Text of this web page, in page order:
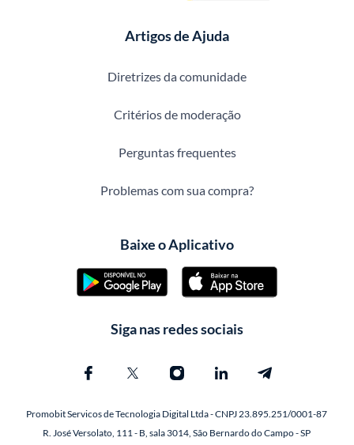
Artigos de Ajuda
Diretrizes da comunidade
Critérios de moderação
Perguntas frequentes
Problemas com sua compra?
Baixe o Aplicativo
Siga nas redes sociais
Promobit Servicos de Tecnologia Digital Ltda - CNPJ 23.895.251/0001-87
R. José Versolato, 111 - B, sala 3014, São Bernardo do Campo - SP